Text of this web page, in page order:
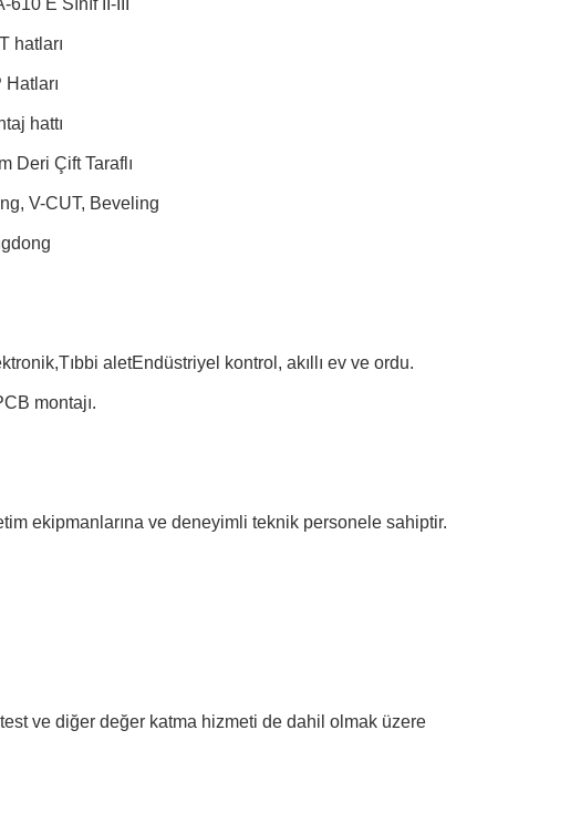
610 E Sınıf II-III
hatları
Hatları
hattı
Deri Çift Taraflı
V-CUT, Beveling
aletEndüstriyel kontrol, akıllı ev ve ordu.
montajı.
ekipmanlarına ve deneyimli teknik personele sahiptir.
ve diğer değer katma hizmeti de dahil olmak üzere